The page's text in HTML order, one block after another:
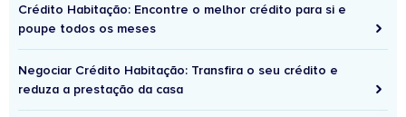
Crédito Habitação: Encontre o melhor crédito para si e
poupe todos os meses
Negociar Crédito Habitação: Transfira o seu crédito e
reduza a prestação da casa